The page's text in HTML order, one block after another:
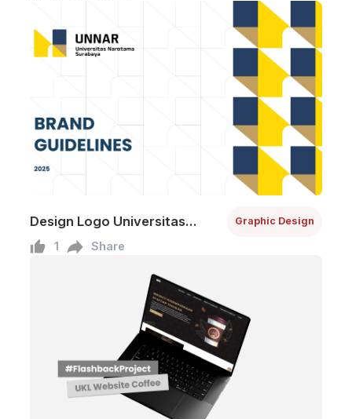
Design Logo Universitas
Narotama Surabaya
Graphic Design
1 Share